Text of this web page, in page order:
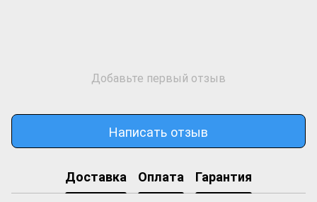
Добавьте первый отзыв
Написать отзыв
Доставка Оплата Гарантия